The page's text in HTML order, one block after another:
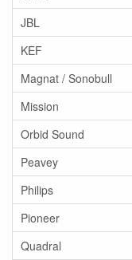
JBL
KEF
Magnat / Sonobull
Mission
Orbid Sound
Peavey
Philips
Pioneer
Quadral